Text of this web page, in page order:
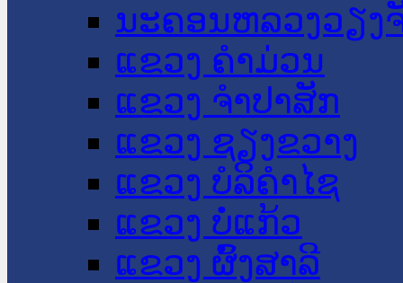
ນະ​ຄອນ​ຫລວງວຽງ
ແຂວງ ຄໍາມ່ວນ
ແຂວງ ຈໍາປາສັກ
ແຂວງ ຊຽງຂວາງ
ແຂວງ ບໍລິຄໍາໄຊ
ແຂວງ ບໍ່ແກ້ວ
ແຂວງ ຜົ້ງສາລີ